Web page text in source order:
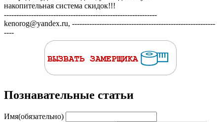
накопительная система скидок!!!
--------------------------------------------------------------
kenorog@yandex.ru, ----------------------------------------------------------
----
Познавательные статьи
Имя(обязательно)